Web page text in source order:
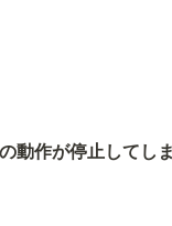
動作が停止してし